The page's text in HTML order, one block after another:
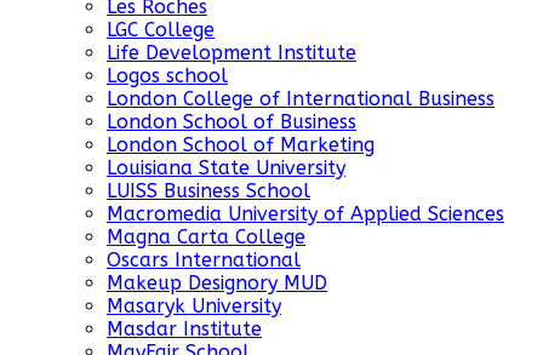
Les Roches
LGC College
Life Development Institute
Logos school
London College of International Business
London School of Business
London School of Marketing
Louisiana State University
LUISS Business School
Macromedia University of Applied Sciences
Magna Carta College
Oscars International
Makeup Designory MUD
Masaryk University
Masdar Institute